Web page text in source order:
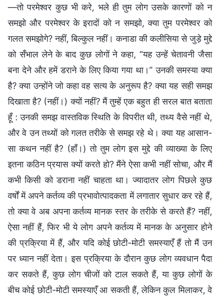
—तो परमेश्वर कुछ भी करे, भले ही तुम लोग उसके कारणों को न
समझो और परमेश्वर के इरादों को न समझो, क्या तुम परमेश्वर को
गलत समझोगे? नहीं, बिल्कुल नहीं। कनाडा की कलीसिया से जुड़े मुद्दे
को सँभाल लेने के बाद कुछ लोगों ने कहा, “यह उन्हें चेतावनी जैसा
बना देने और हमें डराने के लिए किया गया था।” उनकी समस्या क्या
है? क्या उन्होंने जो कहा वह सत्य के अनुरूप है? क्या यह सही समझ
दिखाता है? (नहीं।) क्यों नहीं? मैं तुम्हें एक बहुत ही सरल बात बताता
हूँ : उनकी समझ वास्तविक स्थिति के विपरीत थी, तथ्य वैसे नहीं थे,
और वे उन तथ्यों को गलत तरीके से समझ रहे थे। क्या यह आसान-
सा कथन नहीं है? (हाँ।) तो तुम लोग इस मुद्दे की व्याख्या के लिए
इतना कठिन प्रयास क्यों करते हो? मैंने ऐसा कभी नहीं सोचा, और मैं
कभी किसी को डराना नहीं चाहता था। ज्यादातर लोग पिछले कुछ
वर्षों में अपने कर्तव्य की प्रभावोत्पादकता में लगातार सुधार कर रहे हैं,
तो क्या वे अब अपना कर्तव्य मानक स्तर के तरीके से करते हैं? नहीं,
ऐसा नहीं हैं, फिर भी ये लोग अपने कर्तव्य में मानक के अनुसार होने
की प्रक्रिया में हैं, और यदि कोई छोटी-मोटी समस्याएँ हैं तो मैं उन
पर ध्यान नहीं देता। इस प्रक्रिया के दौरान कुछ लोग व्यवधान पैदा
कर सकते हैं, कुछ लोग चीजों को टाल सकते हैं, या कुछ लोगों के
बीच कोई छोटी-मोटी समस्याएँ आ सकती हैं, लेकिन कुल मिलाकर, वे